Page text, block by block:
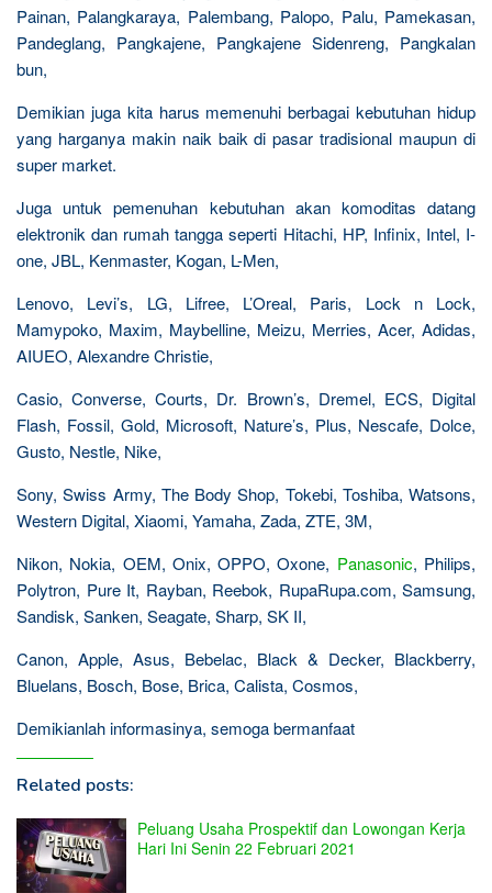
Painan, Palangkaraya, Palembang, Palopo, Palu, Pamekasan,
Pandeglang, Pangkajene, Pangkajene Sidenreng, Pangkalan
bun,
Demikian juga kita harus memenuhi berbagai kebutuhan hidup
yang harganya makin naik baik di pasar tradisional maupun di
super market.
Juga untuk pemenuhan kebutuhan akan komoditas datang
elektronik dan rumah tangga seperti Hitachi, HP, Infinix, Intel, I-
one, JBL, Kenmaster, Kogan, L-Men,
Lenovo, Levi’s, LG, Lifree, L’Oreal, Paris, Lock n Lock,
Mamypoko, Maxim, Maybelline, Meizu, Merries, Acer, Adidas,
AIUEO, Alexandre Christie,
Casio, Converse, Courts, Dr. Brown’s, Dremel, ECS, Digital
Flash, Fossil, Gold, Microsoft, Nature’s, Plus, Nescafe, Dolce,
Gusto, Nestle, Nike,
Sony, Swiss Army, The Body Shop, Tokebi, Toshiba, Watsons,
Western Digital, Xiaomi, Yamaha, Zada, ZTE, 3M,
Nikon, Nokia, OEM, Onix, OPPO, Oxone, Panasonic, Philips,
Polytron, Pure It, Rayban, Reebok, RupaRupa.com, Samsung,
Sandisk, Sanken, Seagate, Sharp, SK II,
Canon, Apple, Asus, Bebelac, Black & Decker, Blackberry,
Bluelans, Bosch, Bose, Brica, Calista, Cosmos,
Demikianlah informasinya, semoga bermanfaat
Related posts:
Peluang Usaha Prospektif dan Lowongan Kerja
Hari Ini Senin 22 Februari 2021